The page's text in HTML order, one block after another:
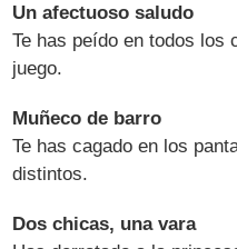
Un afectuoso saludo
Te has peído en todos los
juego.
Muñeco de barro
Te has cagado en los
distintos.
Dos chicas, una vara